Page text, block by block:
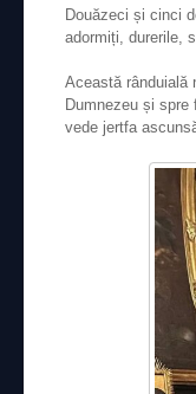
Douăzeci și cinci
adormiți, durerile,
Această rânduială
Dumnezeu și
vede jertfa